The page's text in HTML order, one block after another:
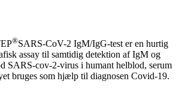
®SARS-CoV-2 IgM/IgG-test er en hurtig
assay til samtidig detektion af IgM og
SARS-cov-2-virus i humant helblod, serum
bruges som hjælp til diagnosen Covid-19.